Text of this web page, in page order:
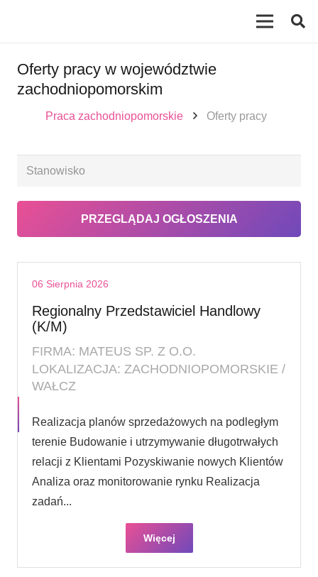
Oferty pracy w województwie
zachodniopomorskim
Praca zachodniopomorskie Oferty pracy
06 Sierpnia 2026
Regionalny Przedstawiciel Handlowy
(K/M)
FIRMA: MATEUS SP. Z O.O.
LOKALIZACJA: ZACHODNIOPOMORSKIE /
WAŁCZ
Realizacja planów sprzedażowych na podległym
terenie Budowanie i utrzymywanie długotrwałych
relacji z Klientami Pozyskiwanie nowych Klientów
Analiza oraz monitorowanie rynku Realizacja
zadań...
Więcej